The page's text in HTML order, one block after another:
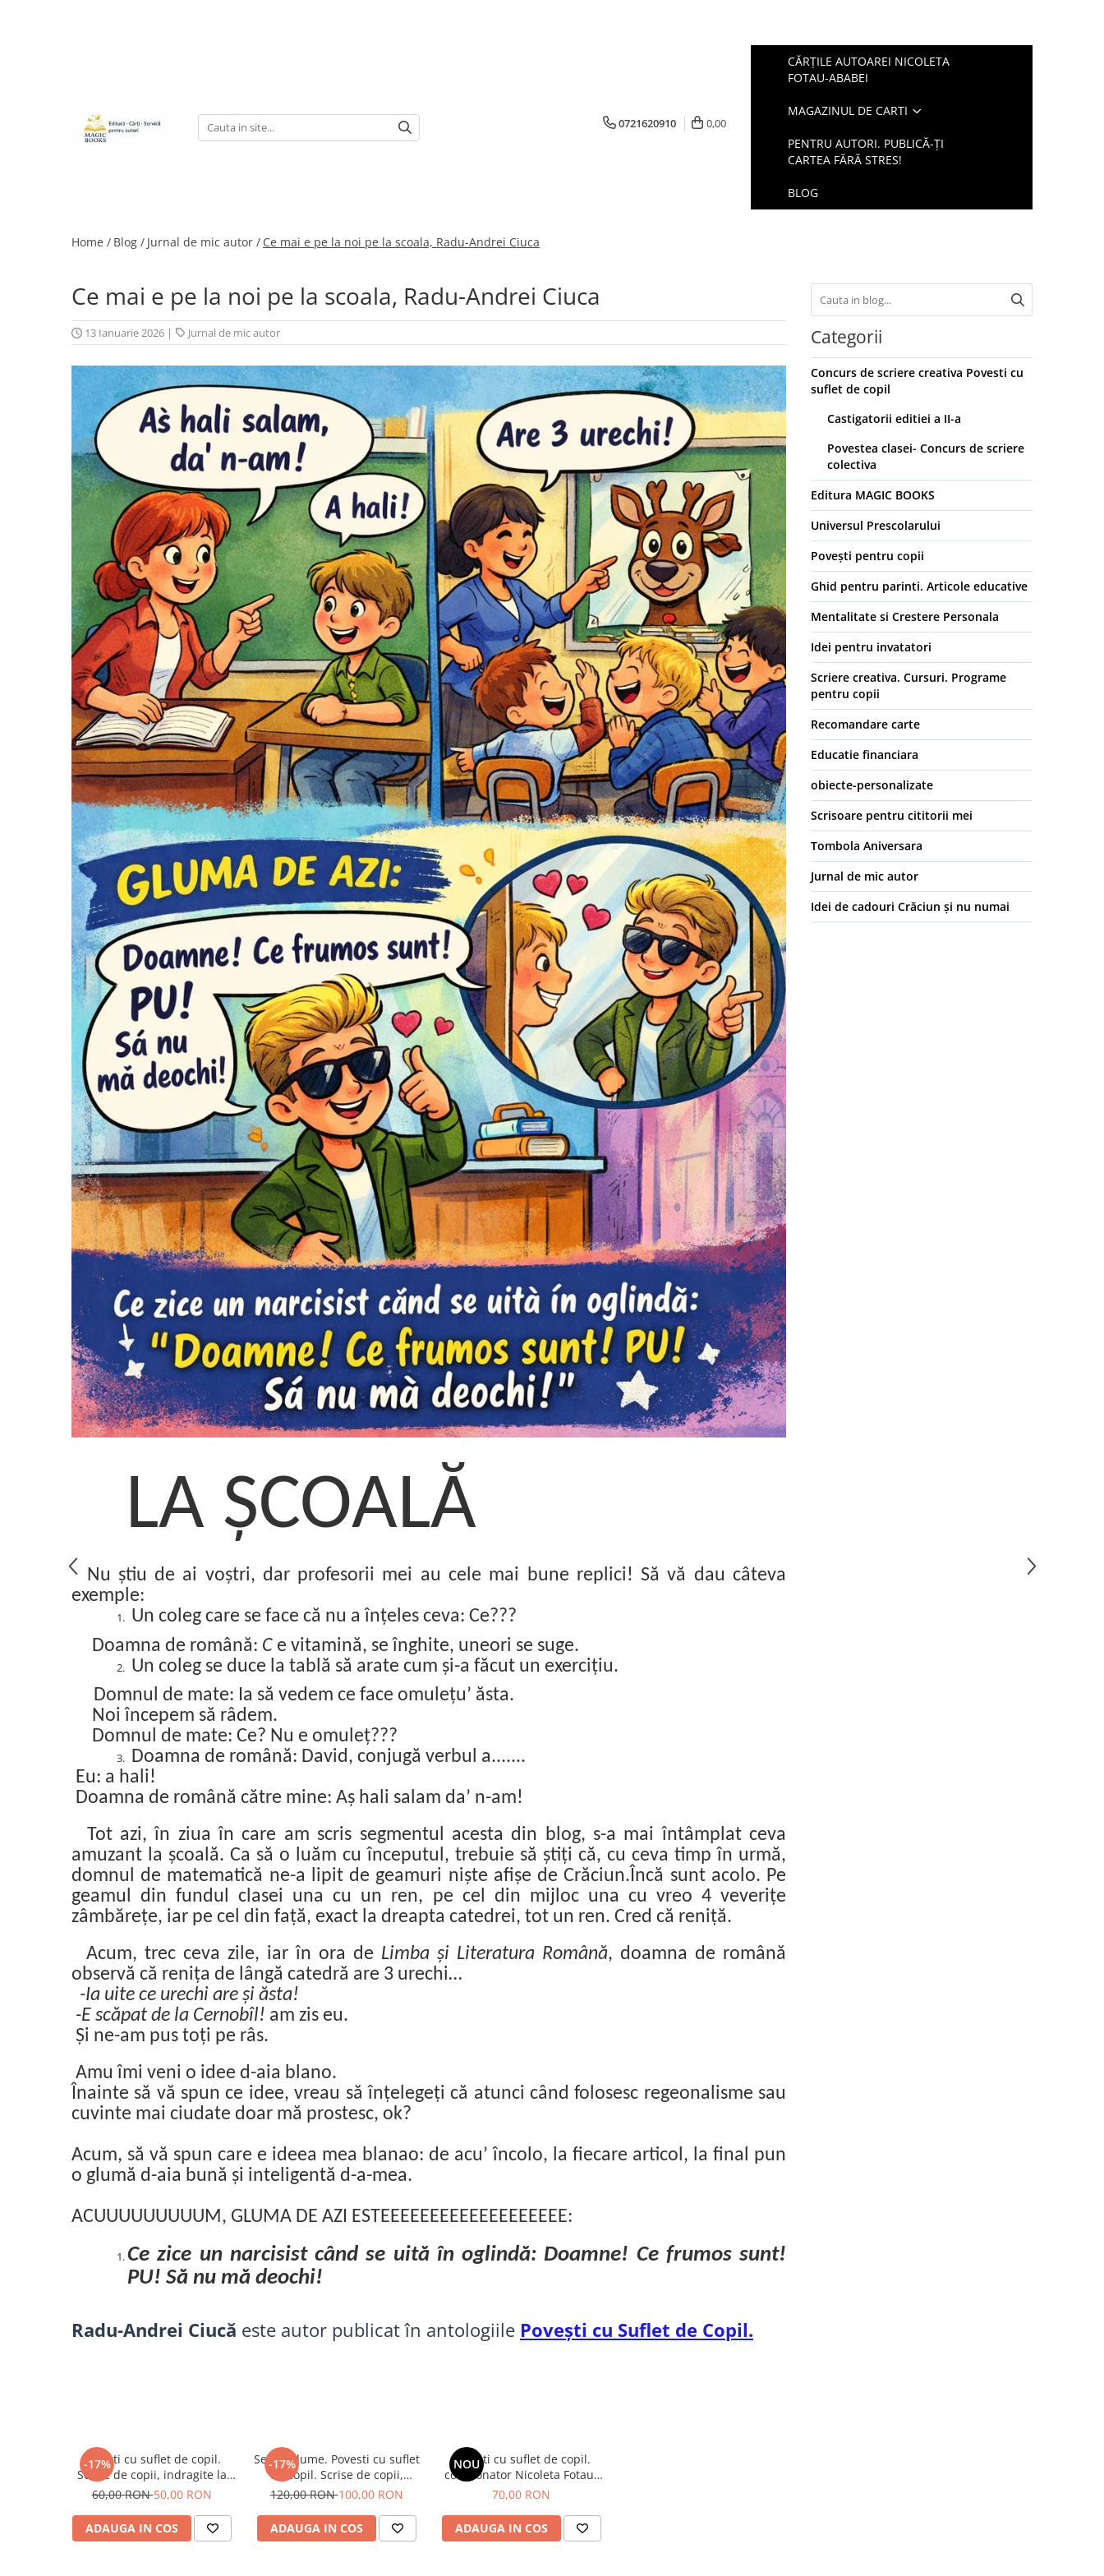
Pachete de carti
Caiete de lucru
Carte online pentru copii
0721620910 0,00
CĂRŢILE AUTOAREI NICOLETA
FOTAU-ABABEI
MAGAZINUL DE CARTI
PENTRU AUTORI. PUBLICĂ-ŢI
CARTEA FĂRĂ STRES!
BLOG
Home / Blog / Jurnal de mic autor / Ce mai e pe la noi pe la scoala, Radu-Andrei Ciuca
Ce mai e pe la noi pe la scoala, Radu-Andrei Ciuca
13 Ianuarie 2026 | Jurnal de mic autor
LA ȘCOALĂ
Nu știu de ai voștri, dar profesorii mei au cele mai bune replici! Să vă dau câteva
exemple:
Un coleg care se face că nu a înțeles ceva: Ce???
Doamna de română: C e vitamină, se înghite, uneori se suge.
Un coleg se duce la tablă să arate cum și-a făcut un exercițiu.
Domnul de mate: Ia să vedem ce face omulețu’ ăsta.
Noi începem să râdem.
Domnul de mate: Ce? Nu e omuleț???
Doamna de română: David, conjugă verbul a.......
Eu: a hali!
Doamna de română către mine: Aș hali salam da’ n-am!
Tot azi, în ziua în care am scris segmentul acesta din blog, s-a mai întâmplat ceva
amuzant la școală. Ca să o luăm cu începutul, trebuie să știți că, cu ceva timp în urmă,
domnul de matematică ne-a lipit de geamuri niște afișe de Crăciun.Încă sunt acolo. Pe
geamul din fundul clasei una cu un ren, pe cel din mijloc una cu vreo 4 veverițe
zâmbărețe, iar pe cel din față, exact la dreapta catedrei, tot un ren. Cred că reniță.
Acum, trec ceva zile, iar în ora de Limba și Literatura Română, doamna de română
observă că renița de lângă catedră are 3 urechi…
-Ia uite ce urechi are și ăsta!
-E scăpat de la Cernobîl! am zis eu.
Și ne-am pus toți pe râs.
Amu îmi veni o idee d-aia blano.
Înainte să vă spun ce idee, vreau să înțelegeți că atunci când folosesc regeonalisme sau
cuvinte mai ciudate doar mă prostesc, ok?
Acum, să vă spun care e ideea mea blanao: de acu’ încolo, la fiecare articol, la final pun
o glumă d-aia bună și inteligentă d-a-mea.
ACUUUUUUUUUM, GLUMA DE AZI ESTEEEEEEEEEEEEEEEEEEE:
Ce zice un narcisist când se uită în oglindă: Doamne! Ce frumos sunt!
PU! Să nu mă deochi!
Radu-Andrei Ciucă este autor publicat în antologiile Poveşti cu Suflet de Copil.
Categorii
Concurs de scriere creativa Povesti cu
suflet de copil
Castigatorii editiei a II-a
Povestea clasei- Concurs de scriere
colectiva
Editura MAGIC BOOKS
Universul Prescolarului
Povești pentru copii
Ghid pentru parinti. Articole educative
Mentalitate si Crestere Personala
Idei pentru invatatori
Scriere creativa. Cursuri. Programe
pentru copii
Recomandare carte
Educatie financiara
obiecte-personalizate
Scrisoare pentru cititorii mei
Tombola Aniversara
Jurnal de mic autor
Idei de cadouri Crăciun și nu numai
-17%
Povesti cu suflet de copil.
Scrise de copii, indragite la
orice varsta, coordonator
60,00 RON50,00 RON
ADAUGA IN COS
-17%
Set 2 volume. Povesti cu suflet
de copil. Scrise de copii,
indragite la orice varsta,
Ababei
120,00 RON100,00 RON
ADAUGA IN COS
NOU
Povesti cu suflet de copil.
coordonator Nicoleta Fotau-
Ababei, volumul 2
70,00 RON
ADAUGA IN COS